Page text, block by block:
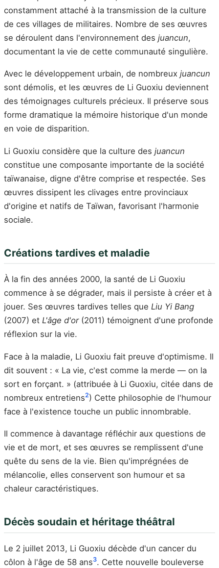
constamment attaché à la transmission de la culture
de ces villages de militaires. Nombre de ses œuvres
se déroulent dans l'environnement des juancun,
documentant la vie de cette communauté singulière.
Avec le développement urbain, de nombreux juancun
sont démolis, et les œuvres de Li Guoxiu deviennent
des témoignages culturels précieux. Il préserve sous
forme dramatique la mémoire historique d'un monde
en voie de disparition.
Li Guoxiu considère que la culture des juancun
constitue une composante importante de la société
taïwanaise, digne d'être comprise et respectée. Ses
œuvres dissipent les clivages entre provinciaux
d'origine et natifs de Taïwan, favorisant l'harmonie
sociale.
Créations tardives et maladie
À la fin des années 2000, la santé de Li Guoxiu
commence à se dégrader, mais il persiste à créer et à
jouer. Ses œuvres tardives telles que Liu Yi Bang
(2007) et L'âge d'or(2011) témoignent d'une profonde
réflexion sur la vie.
Face à la maladie, Li Guoxiu fait preuve d'optimisme. Il
dit souvent : « La vie, c'est comme la merde — on la
sort en forçant. » (attribuée à Li Guoxiu, citée dans de
nombreux entretiens2) Cette philosophie de l'humour
face à l'existence touche un public innombrable.
Il commence à davantage réfléchir aux questions de
vie et de mort, et ses œuvres se remplissent d'une
quête du sens de la vie. Bien qu'imprégnées de
mélancolie, elles conservent son humour et sa
chaleur caractéristiques.
Décès soudain et héritage théâtral
Le 2 juillet 2013, Li Guoxiu décède d'un cancer du
côlon à l'âge de 58 ans3. Cette nouvelle bouleverse